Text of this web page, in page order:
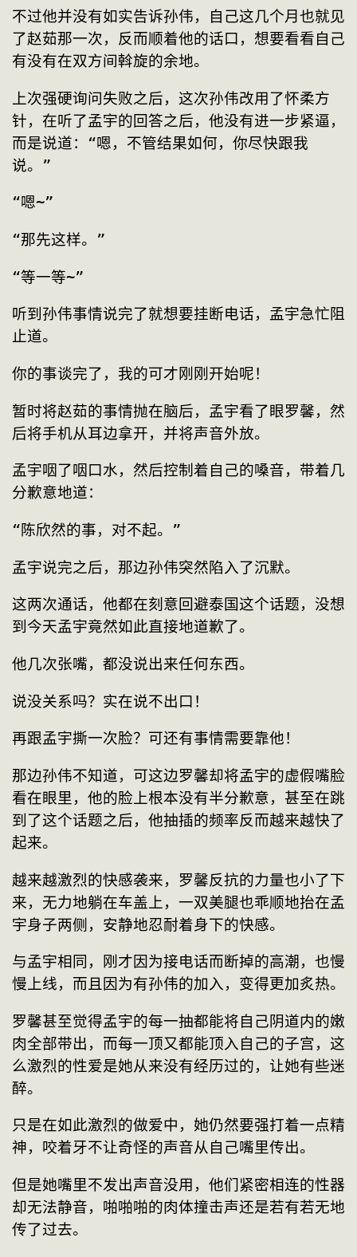
不过他并没有如实告诉孙伟，自己这几个月也就见
了赵茹那一次，反而顺着他的话口，想要看看自己
有没有在双方间斡旋的余地。
上次强硬询问失败之后，这次孙伟改用了怀柔方
针，在听了孟宇的回答之后，他没有进一步紧逼，
而是说道：“嗯，不管结果如何，你尽快跟我
说。”
“嗯~”
“那先这样。”
“等一等~”
听到孙伟事情说完了就想要挂断电话，孟宇急忙阻
止道。
你的事谈完了，我的可才刚刚开始呢！
暂时将赵茹的事情抛在脑后，孟宇看了眼罗馨，然
后将手机从耳边拿开，并将声音外放。
孟宇咽了咽口水，然后控制着自己的嗓音，带着几
分歉意地道：
“陈欣然的事，对不起。”
孟宇说完之后，那边孙伟突然陷入了沉默。
这两次通话，他都在刻意回避泰国这个话题，没想
到今天孟宇竟然如此直接地道歉了。
他几次张嘴，都没说出来任何东西。
说没关系吗？实在说不出口！
再跟孟宇撕一次脸？可还有事情需要靠他！
那边孙伟不知道，可这边罗馨却将孟宇的虚假嘴脸
看在眼里，他的脸上根本没有半分歉意，甚至在跳
到了这个话题之后，他抽插的频率反而越来越快了
起来。
越来越激烈的快感袭来，罗馨反抗的力量也小了下
来，无力地躺在车盖上，一双美腿也乖顺地抬在孟
宇身子两侧，安静地忍耐着身下的快感。
与孟宇相同，刚才因为接电话而断掉的高潮，也慢
慢上线，而且因为有孙伟的加入，变得更加炙热。
罗馨甚至觉得孟宇的每一抽都能将自己阴道内的嫩
肉全部带出，而每一顶又都能顶入自己的子宫，这
么激烈的性爱是她从来没有经历过的，让她有些迷
醉。
只是在如此激烈的做爱中，她仍然要强打着一点精
神，咬着牙不让奇怪的声音从自己嘴里传出。
但是她嘴里不发出声音没用，他们紧密相连的性器
却无法静音，啪啪啪的肉体撞击声还是若有若无地
传了过去。